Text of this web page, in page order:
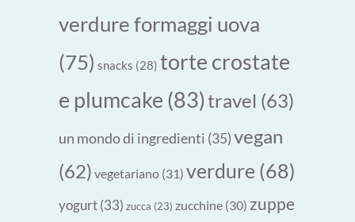
verdure formaggi uova
(75) snacks (28) torte crostate
e plumcake (83)travel (63)
un mondo di ingredienti (35)vegan
(62) vegetariano (31) verdure (68)
yogurt(33) zucca (23) zucchine (30) zuppe